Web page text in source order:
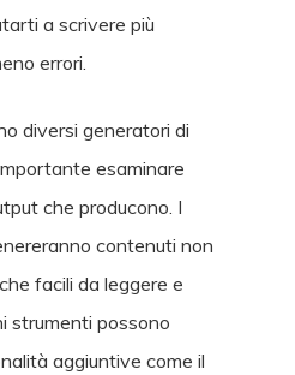
a scrivere più
errori.
diversi generatori di
esaminare
che producono. I
contenuti non
facili da leggere e
strumenti possono
aggiuntive come il